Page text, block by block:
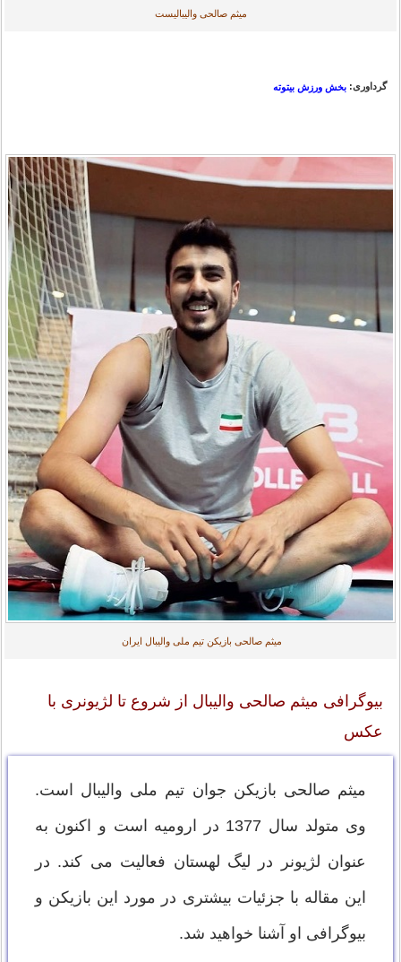
میثم صالحی والیبالیست
گرداوری: بخش ورزش بیتوته
میثم صالحی بازیکن تیم ملی والیبال ایران
بیوگرافی میثم صالحی والیبال از شروع تا لژیونری با
عکس
میثم صالحی بازیکن جوان تیم ملی والیبال است.
وی متولد سال 1377 در ارومیه است و اکنون به
عنوان لژیونر در لیگ لهستان فعالیت می کند. در
این مقاله با جزئیات بیشتری در مورد این بازیکن و
بیوگرافی او آشنا خواهید شد.